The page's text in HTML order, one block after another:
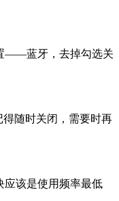
——蓝牙，去掉勾选关
得随时关闭，需要时再
应该是使用频率最低